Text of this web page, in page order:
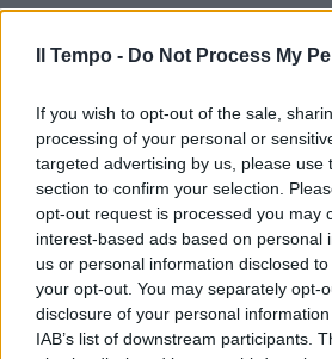
Il Tempo - Do Not Process My
If you wish to opt-out of the sale,
processing of your personal or
targeted advertising by us, please use
section to confirm your selection.
opt-out request is processed you may
interest-based ads based on personal
us or personal information disclosed
your opt-out. You may separately opt-
disclosure of your personal
IAB’s list of downstream participants.